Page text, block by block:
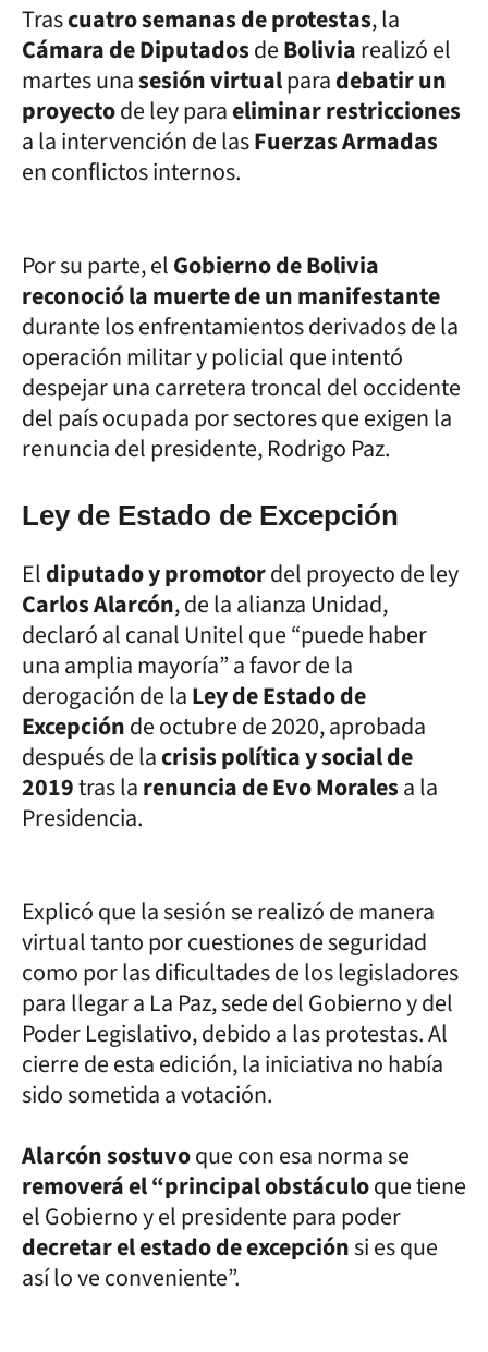
Trascuatro semanas de protestas, la
Cámara de DiputadosdeBoliviarealizó el
martes unasesión virtualparadebatir un
proyectode ley paraeliminar restricciones
a la intervención de lasFuerzas Armadas
en conflictos internos.
Por su parte, elGobierno de Bolivia
reconoció la muerte de un manifestante
durante los enfrentamientos derivados de la
operación militar y policial que intentó
despejar una carretera troncal del occidente
del país ocupada por sectores que exigen la
renuncia del presidente, Rodrigo Paz.
Ley de Estado de Excepción
Eldiputado y promotordel proyecto de ley
Carlos Alarcón, de la alianza Unidad,
declaró al canal Unitel que “puede haber
una amplia mayoría” a favor de la
derogación de laLey de Estado de
Excepciónde octubre de 2020, aprobada
después de lacrisis política y social de
2019tras larenuncia de Evo Moralesa la
Presidencia.
Explicó que la sesión se realizó de manera
virtual tanto por cuestiones de seguridad
como por las dificultades de los legisladores
para llegar a La Paz, sede del Gobierno y del
Poder Legislativo, debido a las protestas. Al
cierre de esta edición, la iniciativa no había
sido sometida a votación.
Alarcón sostuvoque con esa norma se
removerá el “principal obstáculoque tiene
el Gobierno y el presidente para poder
decretar el estado de excepciónsi es que
así lo ve conveniente”.